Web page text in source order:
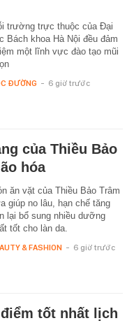
trường trực thuộc của Đại
Bách khoa Hà Nội đều đảm
một lĩnh vực đào tạo mũi
ĐƯỜNG - 6 giờ trước
của Thiều Bảo
hóa
ăn vặt của Thiều Bảo Trâm
giúp no lâu, hạn chế tăng
lại bổ sung nhiều dưỡng
tốt cho làn da.
& FASHION - 6 giờ trước
tốt nhất lịch